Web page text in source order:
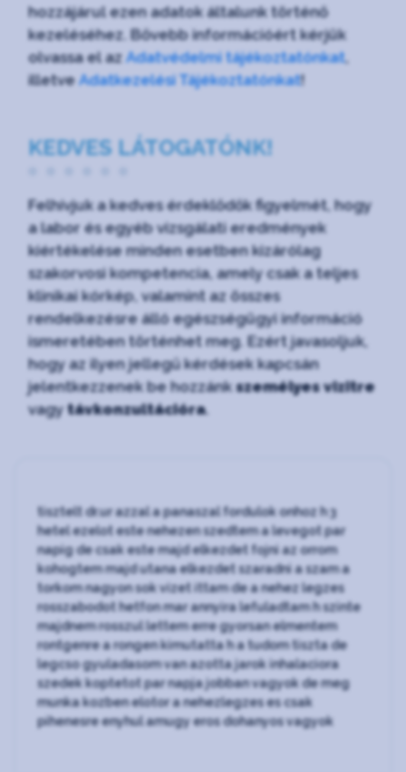
hozzájárul ezen adatok általunk történő
kezeléséhez. Bővebb információért kérjük
olvassa el azAdatvédelmi tájékoztatónkat,
illetveAdatkezelési Tájékoztatónkat!
KEDVES LÁTOGATÓNK!
Felhívjuk a kedves érdeklődők figyelmét, hogy
a labor és egyéb vizsgálati eredmények
kiértékelése minden esetben kizárólag
szakorvosi kompetencia, amely csak a teljes
klinikai kórkép, valamint az összes
rendelkezésre álló egészségügyi információ
ismeretében történhet meg. Ezért javasoljuk,
hogy az ilyen jellegű kérdések kapcsán
jelentkezzenek be hozzánkszemélyes vizitre
vagy távkonzultációra.
tisztelt dr.ur azzal a panaszal fordulok onhoz h 3
hetel ezelot este nehezen szedtem a levegot par
napig de csak este majd elkezdet fojni az orrom
kohogtem majd utana elkezdet szaradni a szam a
torkom nagyon sok vizet ittam de a nehez legzes
rosszabodot hetfon mar annyira lefuladtam h szinte
majdnem rosszul lettem erre gyorsan elmentem
rontgenre a rongen kimutatta h a tudom tiszta de
legcso gyuladasom van azotta jarok inhalaciora
szedek koptetot par napja jobban vagyok de meg
munka kozben elotor a nehezlegzes es csak
pihenesre enyhul amugy eros dohanyos vagyok